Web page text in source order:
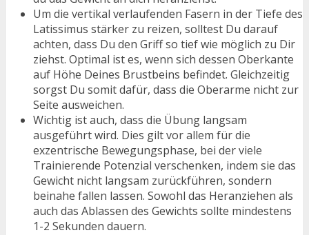
Um die vertikal verlaufenden Fasern in der Tiefe des
Latissimus stärker zu reizen, solltest Du darauf
achten, dass Du den Griff so tief wie möglich zu Dir
ziehst. Optimal ist es, wenn sich dessen Oberkante
auf Höhe Deines Brustbeins befindet. Gleichzeitig
sorgst Du somit dafür, dass die Oberarme nicht zur
Seite ausweichen.
Wichtig ist auch, dass die Übung langsam
ausgeführt wird. Dies gilt vor allem für die
exzentrische Bewegungsphase, bei der viele
Trainierende Potenzial verschenken, indem sie das
Gewicht nicht langsam zurückführen, sondern
beinahe fallen lassen. Sowohl das Heranziehen als
auch das Ablassen des Gewichts sollte mindestens
1-2 Sekunden dauern.